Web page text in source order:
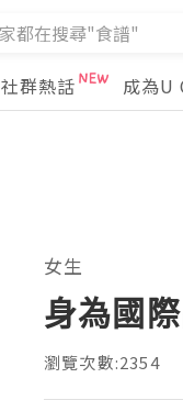
社群熱話 成為
女生
身為國
瀏覽次數:2354